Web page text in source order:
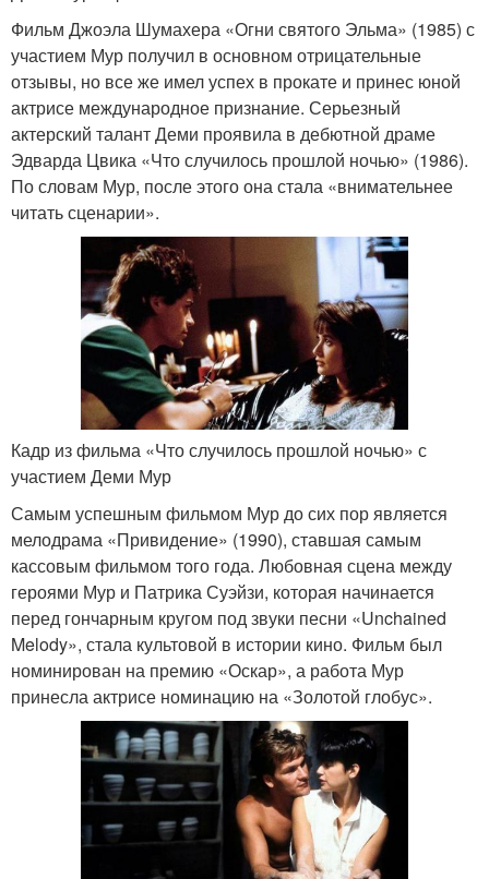
Фильм Джоэла Шумахера «Огни святого Эльма» (1985) с
участием Мур получил в основном отрицательные
отзывы, но все же имел успех в прокате и принес юной
актрисе международное признание. Серьезный
актерский талант Деми проявила в дебютной драме
Эдварда Цвика «Что случилось прошлой ночью» (1986).
По словам Мур, после этого она стала «внимательнее
читать сценарии».
Кадр из фильма «Что случилось прошлой ночью» с
участием Деми Мур
Самым успешным фильмом Мур до сих пор является
мелодрама «Привидение» (1990), ставшая самым
кассовым фильмом того года. Любовная сцена между
героями Мур и Патрика Суэйзи, которая начинается
перед гончарным кругом под звуки песни «Unchained
Melody», стала культовой в истории кино. Фильм был
номинирован на премию «Оскар», а работа Мур
принесла актрисе номинацию на «Золотой глобус».